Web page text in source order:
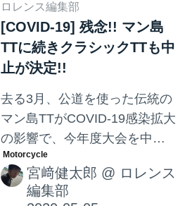
ロレンス編集部
[COVID-19] 残念!! マン島
TTに続きクラシックTTも中
止が決定!!
去る3月、公道を使った伝統の
マン島TTがCOVID-19感染拡大
の影響で、今年度大会を中止
することをお伝えしました。
そしてクラシックバイクを対
象とした「クラシックTT」
宮﨑健太郎 @ ロレンス
編集部